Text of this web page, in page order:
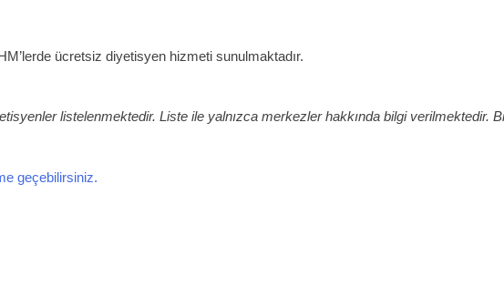
ücretsiz diyetisyen hizmeti sunulmaktadır.
listelenmektedir. Liste ile yalnızca merkezler hakkında bilgi verilmektedir.
geçebilirsiniz.